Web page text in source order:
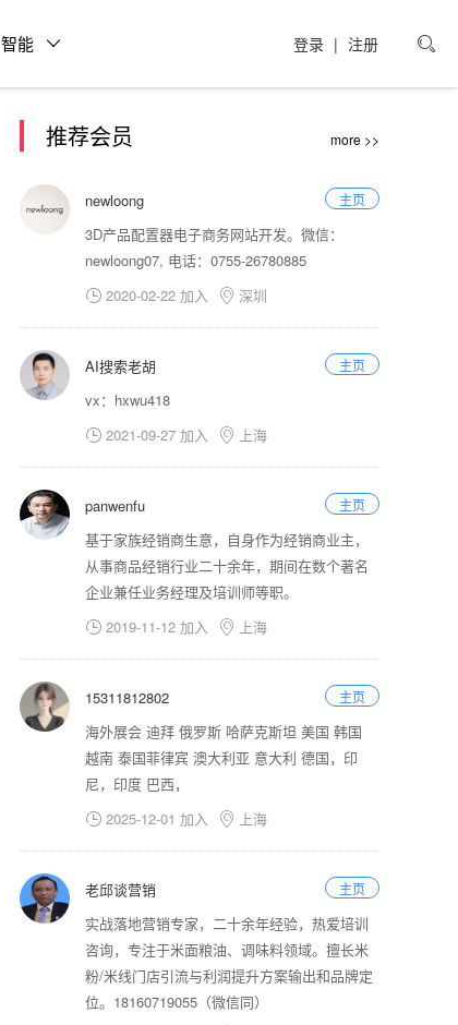

登录 | 注册
智能
推荐会员 more >>
主页
newloong
3D产品配置器电子商务网站开发。微信：
newloong07, 电话：0755-26780885
 2020-02-22 加入  深圳
主页
AI搜索老胡
vx：hxwu418
 2021-09-27 加入  上海
主页
panwenfu
基于家族经销商生意，自身作为经销商业主，
从事商品经销行业二十余年，期间在数个著名
企业兼任业务经理及培训师等职。
 2019-11-12 加入  上海
主页
15311812802
海外展会 迪拜 俄罗斯 哈萨克斯坦 美国 韩国
越南 泰国菲律宾 澳大利亚 意大利 德国，印
尼，印度 巴西，
 2025-12-01 加入  上海
主页
老邱谈营销
实战落地营销专家，二十余年经验，热爱培训
咨询，专注于米面粮油、调味料领域。擅长米
粉/米线门店引流与利润提升方案输出和品牌定
位。18160719055（微信同）